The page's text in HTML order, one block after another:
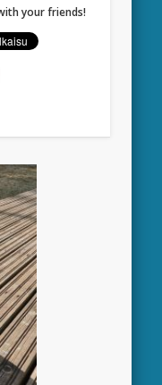
your friends!